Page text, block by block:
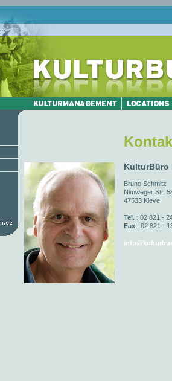
KulturBüro
Bruno Schmitz
Nimweger Str.
47533 Kleve
Tel. : 02 821 -
Fax : 02 821 -